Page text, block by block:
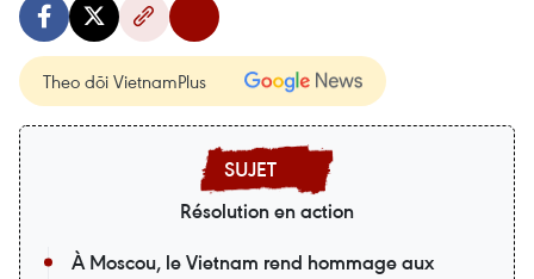
Theo dõi VietnamPlus
Résolution en action
À Moscou, le Vietnam rend hommage aux